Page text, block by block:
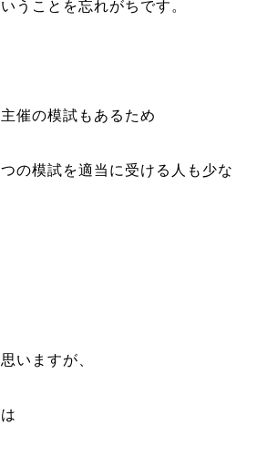
うことを忘れがちです。
催の模試もあるため
の模試を適当に受ける人も少な
いますが、